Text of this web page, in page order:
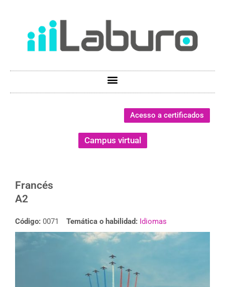
Acesso a certificados
Campus virtual
Francés
A2
Código: 0071 Temática o habilidad: Idiomas